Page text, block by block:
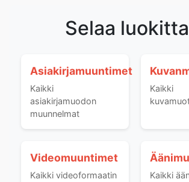
Selaa
Asiakirjamuuntimet
Kaikki
asiakirjamuodon
muunnelmat
Kaikki
Videomuuntimet
Kaikki videoformaatin
Kaikki